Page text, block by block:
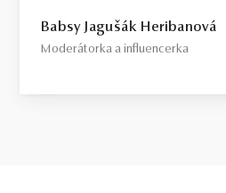
Babsy Jagušák Heribanová
Moderátorka a influencerka